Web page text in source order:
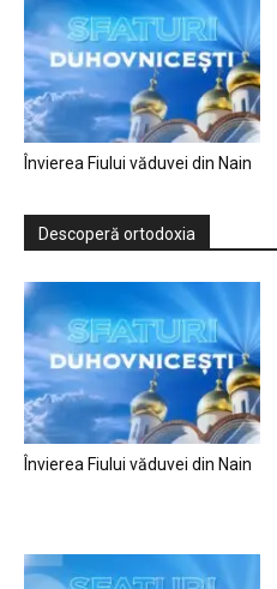
Învierea Fiului văduvei din Nain
Descoperă ortodoxia
Învierea Fiului văduvei din Nain